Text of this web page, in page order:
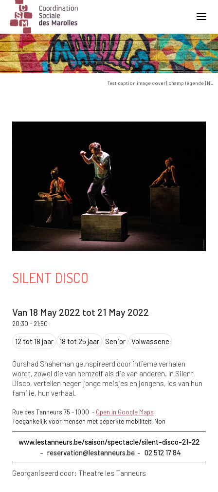
Main Navigation
Test caption image cover [champ légende] NL
SILENT DISCO
Van 18 May 2022 tot 21 May 2022
20:30 - 21:50
12 tot 18 jaar 18 tot 25 jaar Senior Volwassene
Gurshad Shaheman ge.nspireerd door intieme verhalen
wordt, zowel die van hemzelf als die van anderen. In Silent
Disco, vertellen negen jonge meisjes en jongens, los van hun
familie, hun verhaal.
Rue des Tanneurs 75 -1000 - Open in Google Maps
Toegankelijk voor mensen met beperkte mobiliteit: Non
www.lestanneurs.be/saison/spectacle/silent-disco-21-22
reservation@lestanneurs.be
02 512 17 84
Georganiseerd door: Theatre les Tanneurs